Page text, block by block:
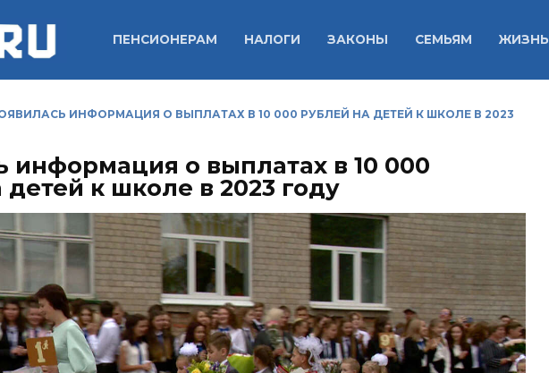
ПЕНСИОНЕРАМ НАЛОГИ ЗАКОНЫ СЕМЬЯМ ЖИЗНЬ
ИНФОРМАЦИЯ О ВЫПЛАТАХ В 10 000 РУБЛЕЙ НА ДЕТЕЙ К ШКОЛЕ В 2023
информация о выплатах в 10 000
к школе в 2023 году